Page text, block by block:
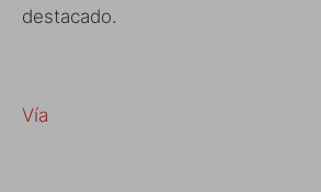
destacado.
Vía